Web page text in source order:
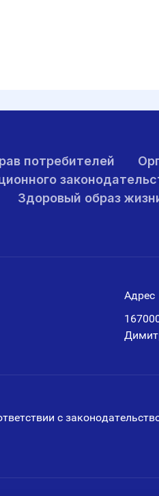
потребителей
Здоровый образ
Адрес
с